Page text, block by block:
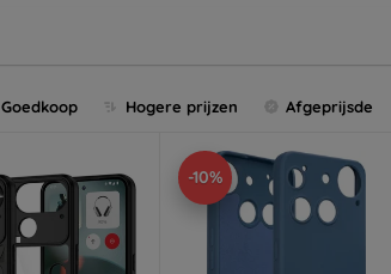
Goedkoop Hogere prijzen Afgeprijsde
-10%